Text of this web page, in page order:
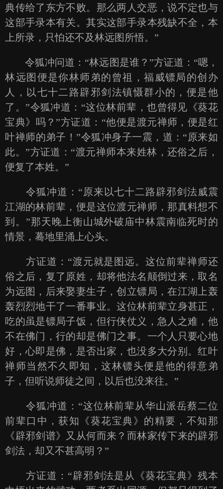
典传给了东方不败。那么两人交恶，说不定也与
这部手录本有关。其实这部手录本残缺不全，本
上所录，只怕还不及林远图所悟。”
令狐冲问道：“林远图是谁？”方证道：“嗯，
林远图便是你林师弟的曾祖，福威镖局的创办
人，以七十二路辟邪剑法镇慑群小的，便是他
了。”令狐冲道：“这位林前辈，也曾得见《葵花
宝典》吗？”方证道：“他便是渡元禅师，便是红
叶禅师的弟子！”令狐冲身子一震，道：“原来如
此。”方证道：“渡元禅师本来姓林，还俗之后，
便复了本姓。”
令狐冲道：“原来以七十二路辟邪剑法威震
江湖的林前辈，便是这位渡元禅师，那真料想不
到。”那天晚上衡山城外破庙中林震南临死时的
情景，蓦地里涌上心头。
方证道：“渡元就是图远。这位前辈禅师还
俗之后，复了原姓，却将他法名颠倒过来，取名
为远图，后来娶妻生子，创立镖局，在江湖上轰
轰烈烈地干了一番事业。这位林前辈立身甚正，
吃的虽是镖局子饭，但行侠仗义，急人之难，他
不在佛门，行的却是佛门之事。一个人只要心地
好，心即是佛，是否出家，也没多大分别。红叶
禅师当然不久即知，这林镖头便是他的得意弟
子，但听说师徒之间，以后也没来往。”
令狐冲道：“这位林前辈从华山派岳蔡二位
前辈口中，获知《葵花宝典》的精要，不知那
《辟邪剑谱》又从何而来？而林家传下来的辟邪
剑法，却又不甚高明？”
方证道：“辟邪剑法是从《葵花宝典》残本